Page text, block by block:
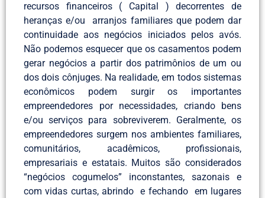
recursos financeiros ( Capital ) decorrentes de
heranças e/ou arranjos familiares que podem dar
continuidade aos negócios iniciados pelos avós.
Não podemos esquecer que os casamentos podem
gerar negócios a partir dos patrimônios de um ou
dos dois cônjuges. Na realidade, em todos sistemas
econômicos podem surgir os importantes
empreendedores por necessidades, criando bens
e/ou serviços para sobreviverem. Geralmente, os
empreendedores surgem nos ambientes familiares,
comunitários, acadêmicos, profissionais,
empresariais e estatais. Muitos são considerados
“negócios cogumelos” inconstantes, sazonais e
com vidas curtas, abrindo e fechando em lugares